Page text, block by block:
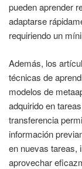
pueden aprender
adaptarse
requiriendo un
Además, los
técnicas de
modelos de
adquirido en
transferencia
información
en nuevas tareas,
aprovechar